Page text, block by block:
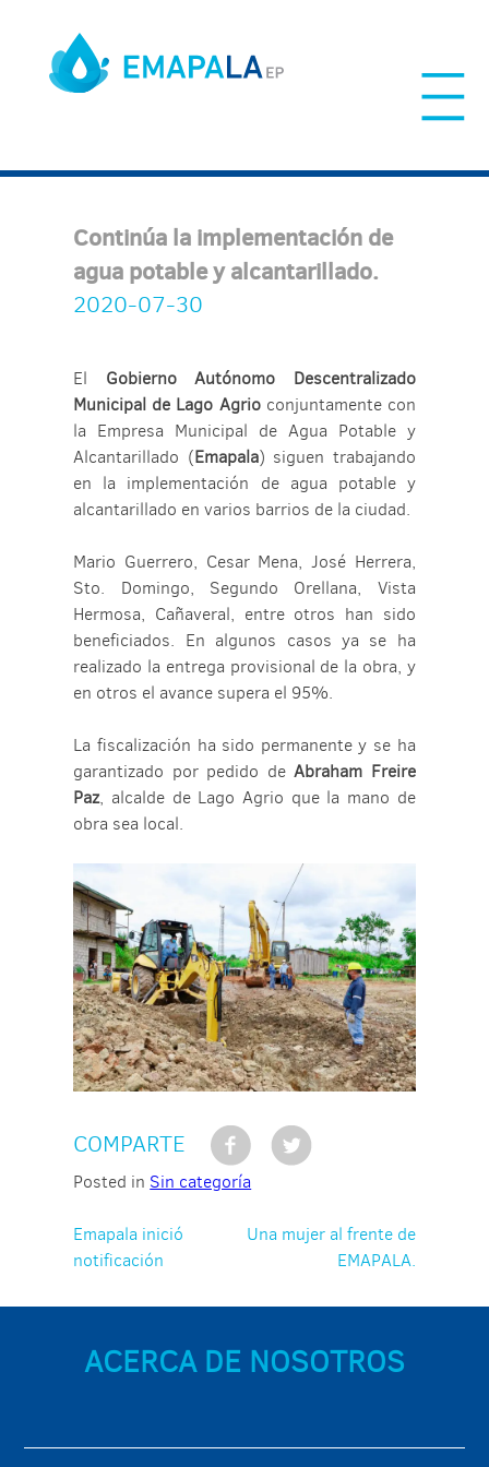
Continúa la implementación de
agua potable y alcantarillado.
2020-07-30
El Gobierno Autónomo Descentralizado
Municipal de Lago Agrioconjuntamente con
la Empresa Municipal de Agua Potable y
Alcantarillado (Emapala) siguen trabajando
en la implementación de agua potable y
alcantarillado en varios barrios de la ciudad.
Mario Guerrero, Cesar Mena, José Herrera,
Sto. Domingo, Segundo Orellana, Vista
Hermosa, Cañaveral, entre otros han sido
beneficiados. En algunos casos ya se ha
realizado la entrega provisional de la obra, y
en otros el avance supera el 95%.
La fiscalización ha sido permanente y se ha
garantizado por pedido deAbraham Freire
Paz, alcalde de Lago Agrio que la mano de
obra sea local.
COMPARTE
Posted in Sin categoría
Navegación
entradas
Emapala inició
notificación
Una mujer al frente de
EMAPALA.
ACERCA DE NOSOTROS